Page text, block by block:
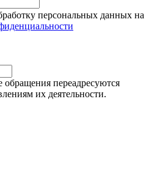
персональных данных на
обращения переадресуются
их деятельности.